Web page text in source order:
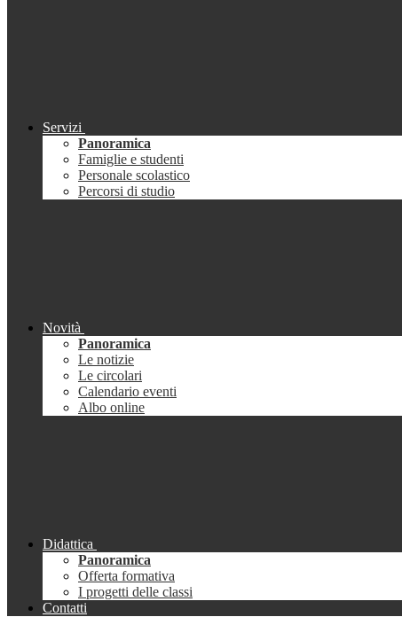
Servizi
Panoramica
Famiglie e studenti
Personale scolastico
Percorsi di studio
Novità
Panoramica
Le notizie
Le circolari
Calendario eventi
Albo online
Didattica
Panoramica
Offerta formativa
I progetti delle classi
Contatti